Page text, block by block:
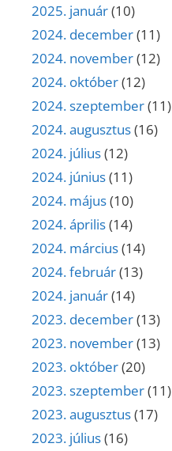
2025. január(10)
2024. december(11)
2024. november(12)
2024. október(12)
2024. szeptember(11)
2024. augusztus(16)
2024. július(12)
2024. június(11)
2024. május(10)
2024. április(14)
2024. március(14)
2024. február(13)
2024. január(14)
2023. december(13)
2023. november(13)
2023. október(20)
2023. szeptember(11)
2023. augusztus(17)
2023. július(16)